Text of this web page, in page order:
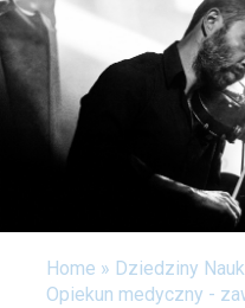
Home » Dziedziny
Opiekun medyczny -